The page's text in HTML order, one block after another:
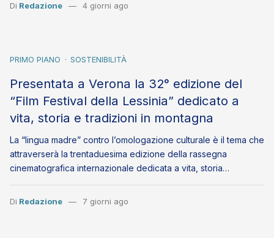
Di Redazione 4 giorni ago
PRIMO PIANO SOSTENIBILITÀ
Presentata a Verona la 32° edizione del
“Film Festival della Lessinia” dedicato a
vita, storia e tradizioni in montagna
La “lingua madre” contro l’omologazione culturale è il tema che
attraverserà la trentaduesima edizione della rassegna
cinematografica internazionale dedicata a vita, storia…
Di Redazione 7 giorni ago